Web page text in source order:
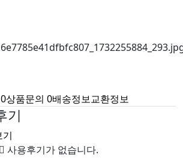
0상품문의 0배송정보교환정보
기
기
사용후기가 없습니다.